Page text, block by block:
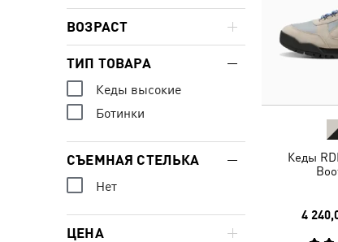
Кеды
4
ВОЗРАСТ
ТИП ТОВАРА
Кеды высокие
Ботинки
СЪЕМНАЯ СТЕЛЬКА
Нет
ЦЕНА